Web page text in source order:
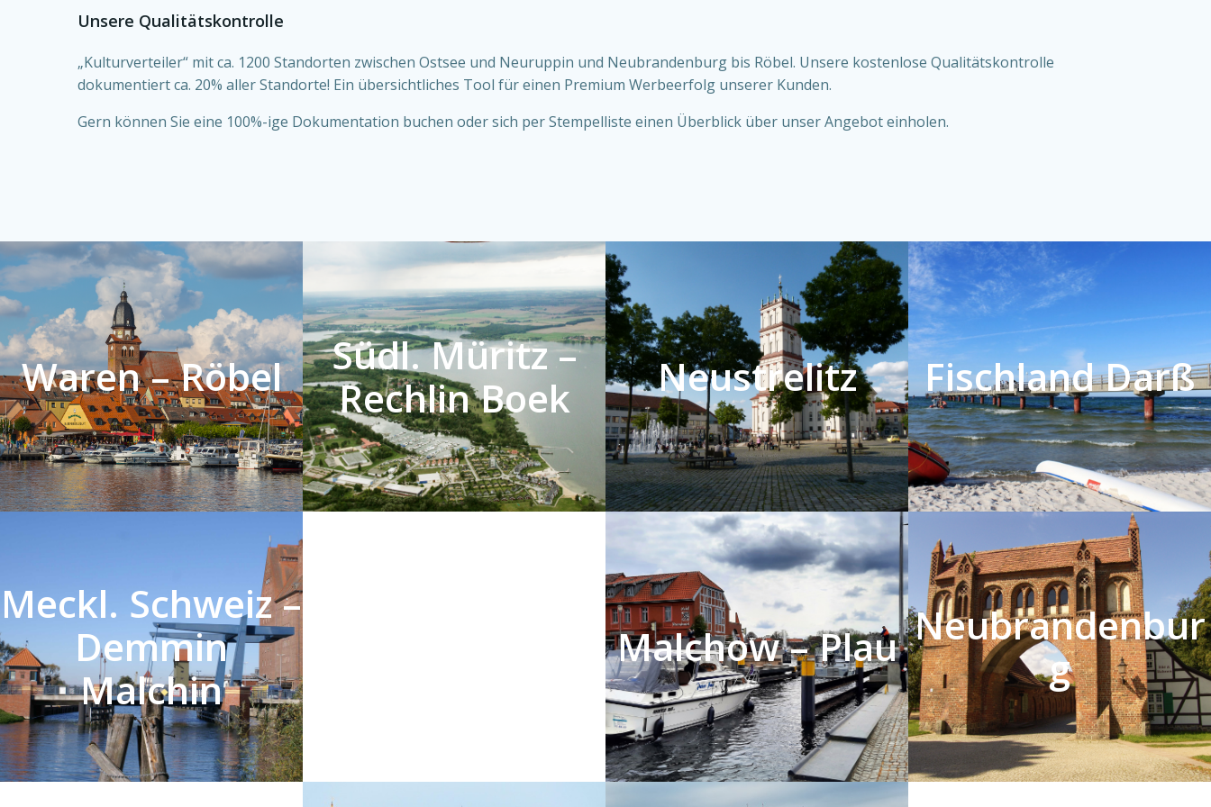
Unsere Qualitätskontrolle
„Kulturverteiler“ mit ca. 1200 Standorten zwischen Ostsee und Neuruppin und Neubrandenburg bis Röbel. Unsere kostenlose Qualitätskontrolle
dokumentiert ca. 20% aller Standorte! Ein übersichtliches Tool für einen Premium Werbeerfolg unserer Kunden.
Gern können Sie eine 100%-ige Dokumentation buchen oder sich per Stempelliste einen Überblick über unser Angebot einholen.
Waren – Röbel
Südl. Müritz –
Rechlin Boek
Neustrelitz Fischland Darß
Meckl. Schweiz –
Demmin
Malchin
Malchow – Plau Neubrandenbur
g